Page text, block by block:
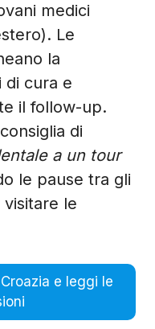
medici
Le
la
di cura e
il follow-up.
di
a un tour
le pause tra gli
le
e leggi le